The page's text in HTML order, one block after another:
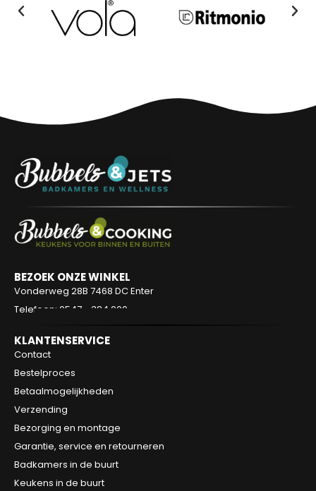
BEZOEK ONZE WINKEL
Vonderweg 28B 7468 DC Enter
Telefoon: 0547 - 384 000
KLANTENSERVICE
Contact
Bestelproces
Betaalmogelijkheden
Verzending
Bezorging en montage
Garantie, service en retourneren
Badkamers in de buurt
Keukens in de buurt